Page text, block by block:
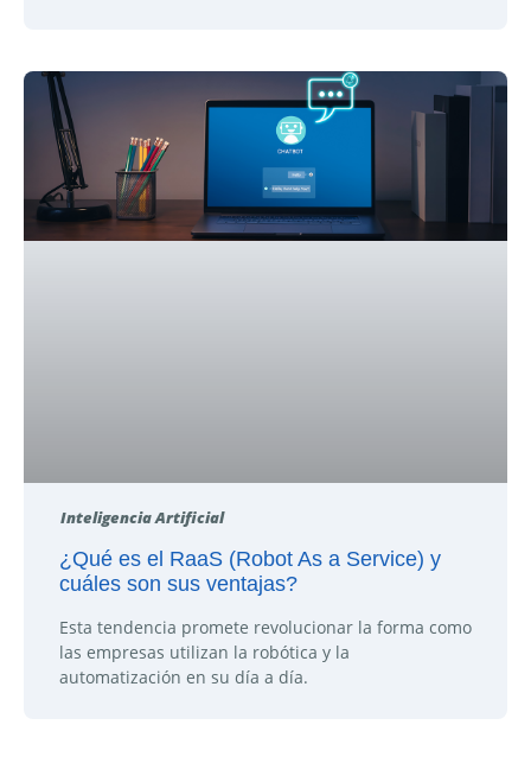
Inteligencia Artificial
¿Qué es el RaaS (Robot As a Service) y
cuáles son sus ventajas?
Esta tendencia promete revolucionar la forma como
las empresas utilizan la robótica y la
automatización en su día a día.